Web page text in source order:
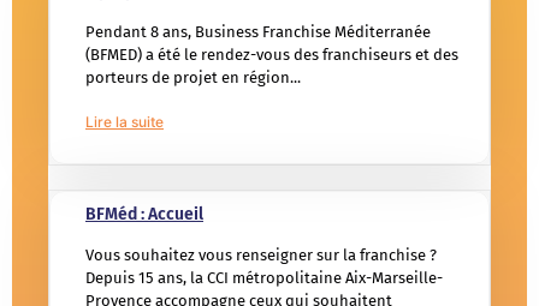
Pendant 8 ans, Business Franchise Méditerranée
(BFMED) a été le rendez-vous des franchiseurs et des
porteurs de projet en région...
Lire la suite
BFMéd : Accueil
Vous souhaitez vous renseigner sur la franchise ?
Depuis 15 ans, la CCI métropolitaine Aix-Marseille-
Provence accompagne ceux qui souhaitent